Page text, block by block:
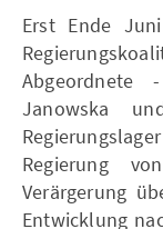
Erst Ende
Abgeordnete
Janowska
Regierung
Verärgerung
Entwicklung